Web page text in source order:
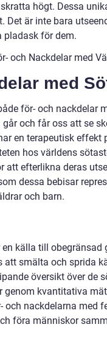
högt. Dessa
Det är inte bara
pladask för dem.
och Nackdelar med
med
för- och nackdelar
och får oss att se
en terapeutisk
hos världens
att efterlikna deras
dessa bebisar
och barn.
källa till
att smälta och sprida
översikt över
genom kvantitativa
nackdelarna med
föra människor